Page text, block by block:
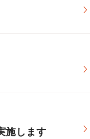
施します